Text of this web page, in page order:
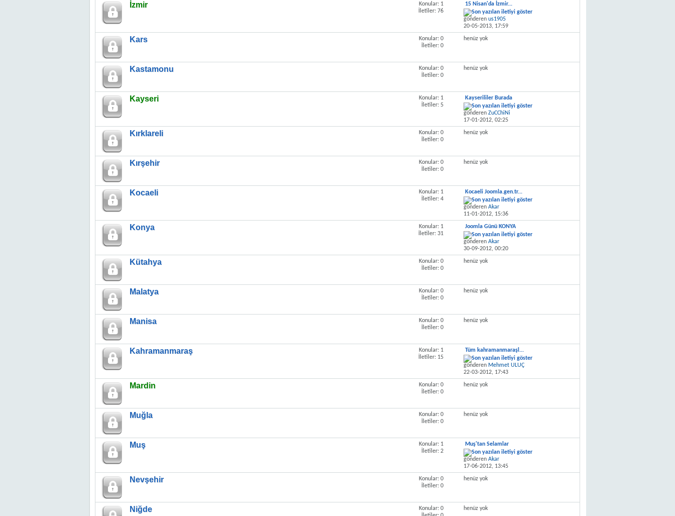
İzmir
Konular: 1
İletiler: 76
15 Nisan'da İzmir...
gönderen us1905
20-05-2013, 17:59
Kars
Konular: 0
İletiler: 0
henüz yok
Kastamonu
Konular: 0
İletiler: 0
henüz yok
Kayseri
Konular: 1
İletiler: 5
Kayserililer Burada
gönderen ZuCChiNi
17-01-2012, 02:25
Kırklareli
Konular: 0
İletiler: 0
henüz yok
Kırşehir
Konular: 0
İletiler: 0
henüz yok
Kocaeli
Konular: 1
İletiler: 4
Kocaeli Joomla.gen.tr...
gönderen Akar
11-01-2012, 15:36
Konya
Konular: 1
İletiler: 31
Joomla Günü KONYA
gönderen Akar
30-09-2012, 00:20
Kütahya
Konular: 0
İletiler: 0
henüz yok
Malatya
Konular: 0
İletiler: 0
henüz yok
Manisa
Konular: 0
İletiler: 0
henüz yok
Kahramanmaraş
Konular: 1
İletiler: 15
Tüm kahramanmaraşl...
gönderen Mehmet ULUÇ
22-03-2012, 17:43
Mardin
Konular: 0
İletiler: 0
henüz yok
Muğla
Konular: 0
İletiler: 0
henüz yok
Muş
Konular: 1
İletiler: 2
Muş'tan Selamlar
gönderen Akar
17-06-2012, 13:45
Nevşehir
Konular: 0
İletiler: 0
henüz yok
Niğde
Konular: 0
henüz yok